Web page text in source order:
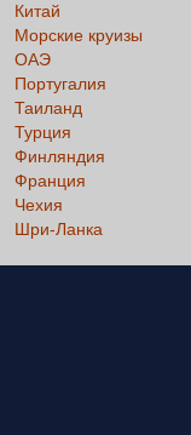
Китай
Морские круизы
ОАЭ
Португалия
Таиланд
Турция
Финляндия
Франция
Чехия
Шри-Ланка